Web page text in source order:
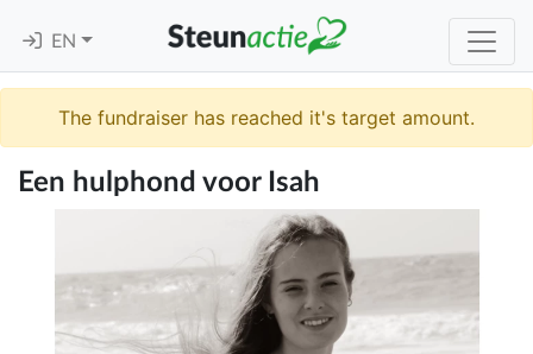
EN
The fundraiser has reached it's target amount.
Een hulphond voor Isah